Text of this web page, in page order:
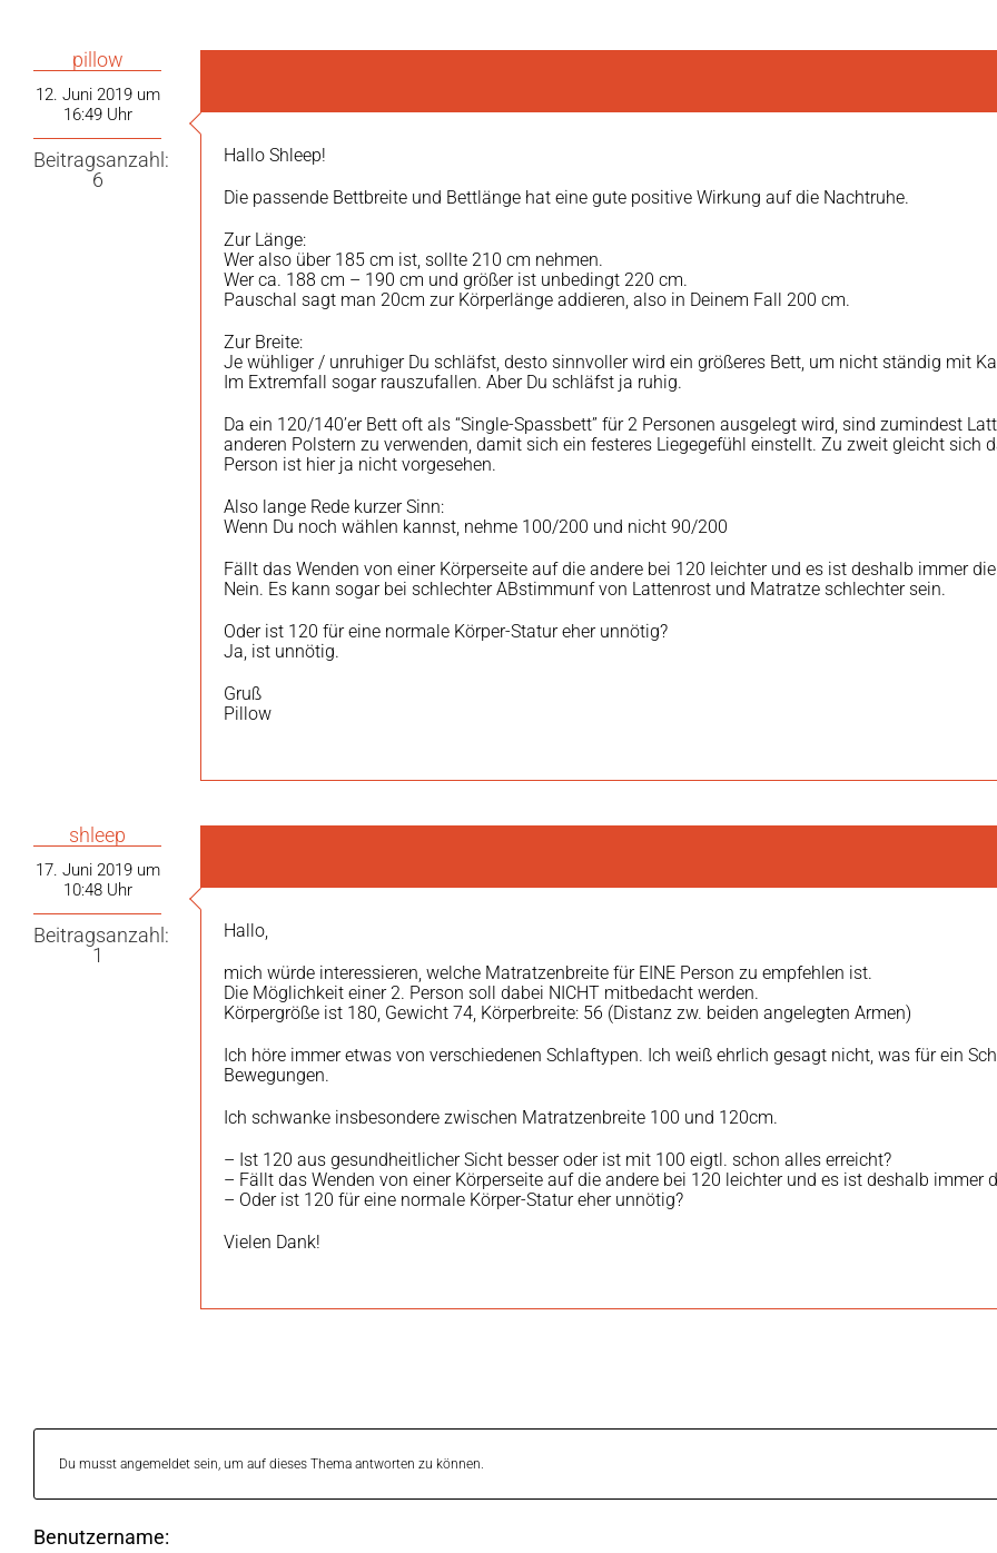
pillow
12. Juni 2019 um
16:49 Uhr
Beitragsanzahl:
6
Hallo Shleep!
Die passende Bettbreite und Bettlänge hat eine gute positive Wirkung auf die Nachtruhe.
Zur Länge:
Wer also über 185 cm ist, sollte 210 cm nehmen.
Wer ca. 188 cm – 190 cm und größer ist unbedingt 220 cm.
Pauschal sagt man 20cm zur Körperlänge addieren, also in Deinem Fall 200 cm.
Zur Breite:
Je wühliger / unruhiger Du schläfst, desto sinnvoller wird ein größeres Bett, um nicht ständig mit
Im Extremfall sogar rauszufallen. Aber Du schläfst ja ruhig.
Da ein 120/140’er Bett oft als “Single-Spassbett” für 2 Personen ausgelegt wird, sind zumindest
anderen Polstern zu verwenden, damit sich ein festeres Liegegefühl einstellt. Zu zweit gleicht sich
Person ist hier ja nicht vorgesehen.
Also lange Rede kurzer Sinn:
Wenn Du noch wählen kannst, nehme 100/200 und nicht 90/200
Fällt das Wenden von einer Körperseite auf die andere bei 120 leichter und es ist deshalb immer
Nein. Es kann sogar bei schlechter ABstimmunf von Lattenrost und Matratze schlechter sein.
Oder ist 120 für eine normale Körper-Statur eher unnötig?
Ja, ist unnötig.
Gruß
Pillow
shleep
17. Juni 2019 um
10:48 Uhr
Beitragsanzahl:
1
Hallo,
mich würde interessieren, welche Matratzenbreite für EINE Person zu empfehlen ist.
Die Möglichkeit einer 2. Person soll dabei NICHT mitbedacht werden.
Körpergröße ist 180, Gewicht 74, Körperbreite: 56 (Distanz zw. beiden angelegten Armen)
Ich höre immer etwas von verschiedenen Schlaftypen. Ich weiß ehrlich gesagt nicht, was für ein
Bewegungen.
Ich schwanke insbesondere zwischen Matratzenbreite 100 und 120cm.
– Ist 120 aus gesundheitlicher Sicht besser oder ist mit 100 eigtl. schon alles erreicht?
– Fällt das Wenden von einer Körperseite auf die andere bei 120 leichter und es ist deshalb immer
– Oder ist 120 für eine normale Körper-Statur eher unnötig?
Vielen Dank!
Du musst angemeldet sein, um auf dieses Thema antworten zu können.
Benutzername: